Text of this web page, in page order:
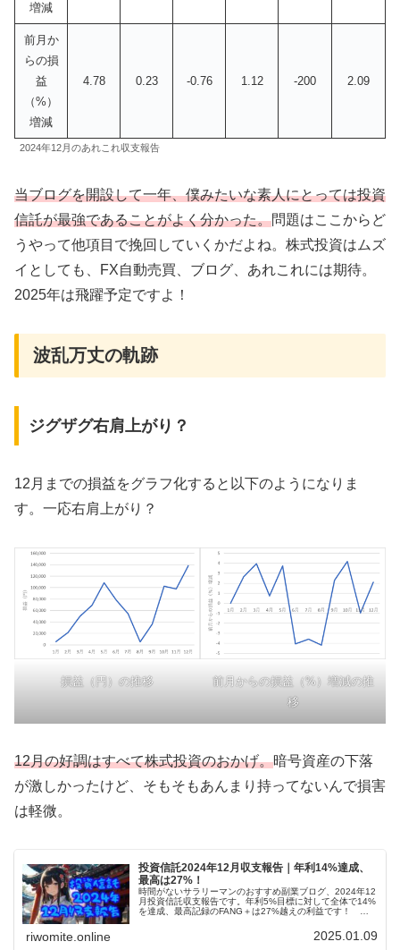
増減
前月か
らの損
益
（%）
増減
4.78 0.23 -0.76 1.12 -200 2.09
2024年12月のあれこれ収支報告
当ブログを開設して一年、僕みたいな素人にとっては投資
信託が最強であることがよく分かった。問題はここからど
うやって他項目で挽回していくかだよね。株式投資はムズ
イとしても、FX自動売買、ブログ、あれこれには期待。
2025年は飛躍予定ですよ！
波乱万丈の軌跡
ジグザグ右肩上がり？
12月までの損益をグラフ化すると以下のようになりま
す。一応右肩上がり？
損益（円）の推移
前月からの損益（%）増減の推
移
12月の好調はすべて株式投資のおかげ。暗号資産の下落
が激しかったけど、そもそもあんまり持ってないんで損害
は軽微。
投資信託2024年12月収支報告｜年利14%達成、
最高は27%！
時間がないサラリーマンのおすすめ副業ブログ、2024年12
月投資信託収支報告です。年利5%目標に対して全体で14%
を達成、最高記録のFANG＋は27%越えの利益です！ 新
riwomite.online 2025.01.09